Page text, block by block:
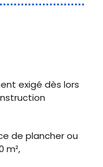
exigé dès lors
de plancher ou
m²,